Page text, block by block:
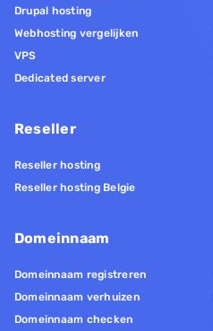
Drupal hosting
Webhosting vergelijken
VPS
Dedicated server
Reseller
Reseller hosting
Reseller hosting Belgie
Domeinnaam
Domeinnaam registreren
Domeinnaam verhuizen
Domeinnaam checken